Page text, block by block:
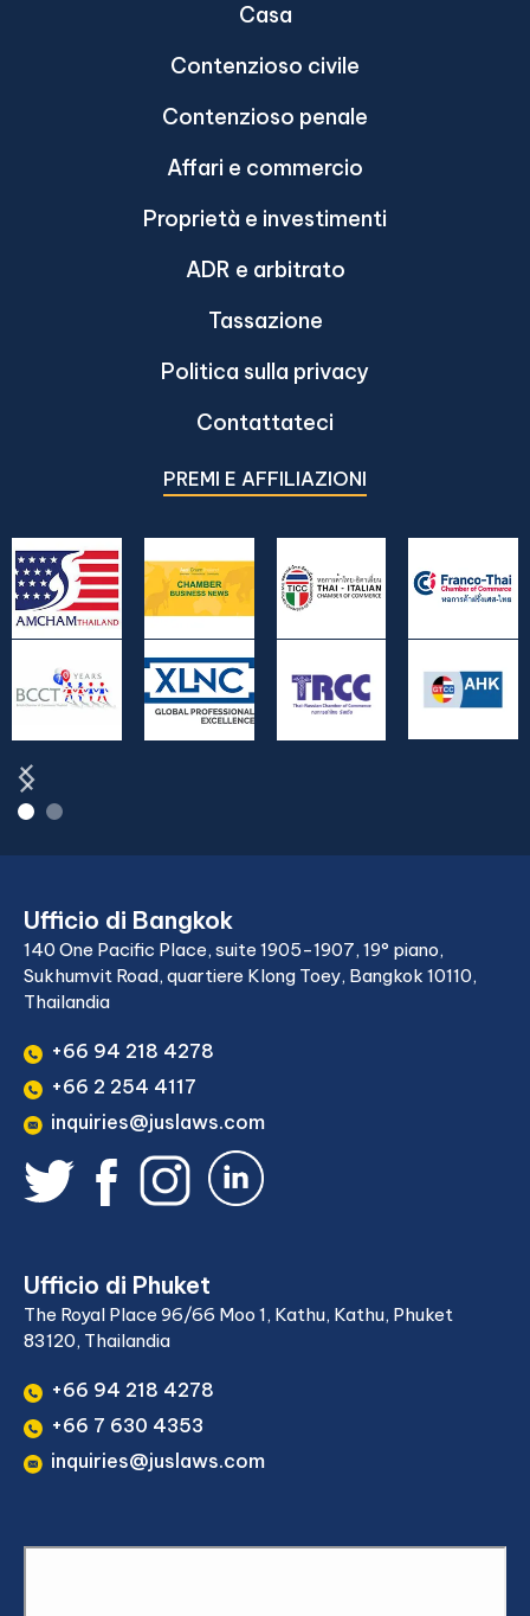
Casa
Contenzioso civile
Contenzioso penale
Affari e commercio
Proprietà e investimenti
ADR e arbitrato
Tassazione
Politica sulla privacy
Contattateci
PREMI E AFFILIAZIONI
Ufficio di Bangkok
140 One Pacific Place, suite 1905-1907, 19° piano,
Sukhumvit Road, quartiere Klong Toey, Bangkok 10110,
Thailandia
+66 94 218 4278
+66 2 254 4117
inquiries@juslaws.com
Ufficio di Phuket
The Royal Place 96/66 Moo 1, Kathu, Kathu, Phuket
83120, Thailandia
+66 94 218 4278
+66 7 630 4353
inquiries@juslaws.com